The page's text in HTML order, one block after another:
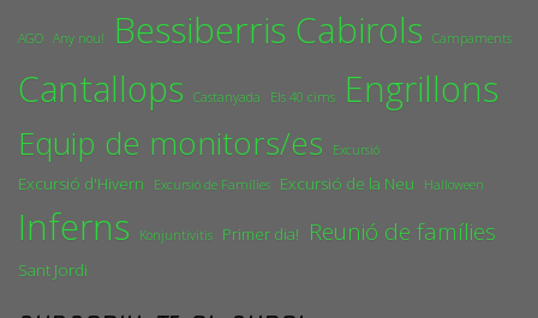
AGO Any nou! Bessiberris Cabirols Campaments
Cantallops Castanyada Els 40 cims Engrillons
Equip de monitors/es Excursió
Excursió d'Hivern Excursió de Famílies Excursió de la Neu Halloween
Inferns Konjuntivitis Primer dia! Reunió de famílies
Sant Jordi